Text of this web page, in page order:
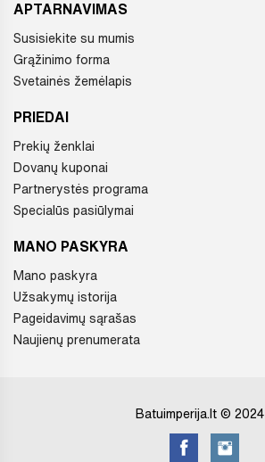
APTARNAVIMAS
Susisiekite su mumis
Grąžinimo forma
Svetainės žemėlapis
PRIEDAI
Prekių ženklai
Dovanų kuponai
Partnerystės programa
Specialūs pasiūlymai
MANO PASKYRA
Mano paskyra
Užsakymų istorija
Pageidavimų sąrašas
Naujienų prenumerata
Batuimperija.lt © 2024